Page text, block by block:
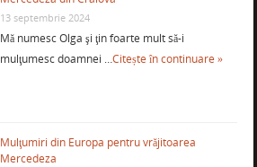
13 septembrie 2024
Mă numesc Olga şi ţin foarte mult să-i
mulţumesc doamnei …Citește în continuare »
Mulţumiri din Europa pentru vrăjitoarea
Mercedeza